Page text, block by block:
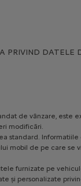
PRIVIND DATELE
de vânzare, este
modificări.
standard.
mobil de pe care
furnizate pe
și personalizate